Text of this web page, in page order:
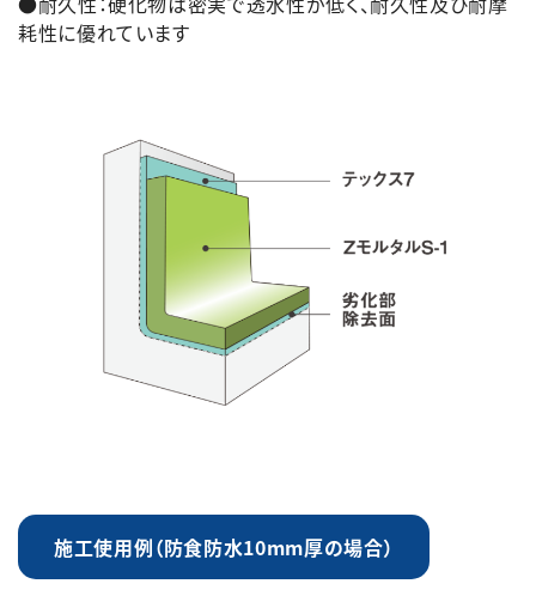
耗性に優れています
施工使用例（防食防水10mm厚の場合）